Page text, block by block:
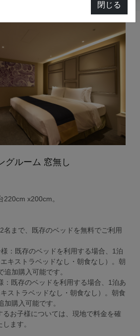
グルーム 窓無し
220cm x200cm。
名まで、既存のベッドを無料でご利用
：既存のベッドを利用する場合、1泊
キストラベッドなし・朝食なし）。朝
加購入可能です。
：既存のベッドを利用する場合、1泊あ
ストラベッドなし・朝食なし）。朝食
購入可能です。
るお子様については、現地で料金を確
ます。
閉じる